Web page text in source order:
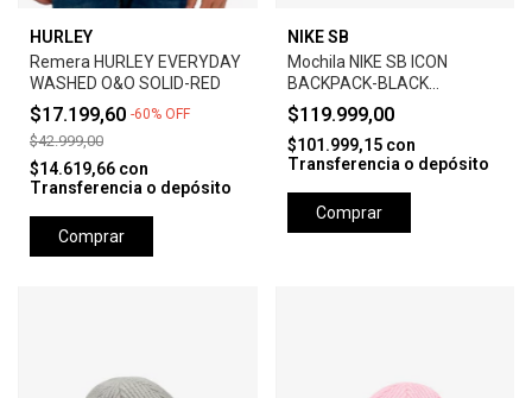
HURLEY
Remera HURLEY EVERYDAY
WASHED O&O SOLID-RED
$17.199,60 -60% OFF
$42.999,00
$14.619,66 con
Transferencia o depósito
Comprar
NIKE SB
Mochila NIKE SB ICON
BACKPACK-BLACK
ANTHRACITE
$119.999,00
$101.999,15 con
Transferencia o depósito
Comprar